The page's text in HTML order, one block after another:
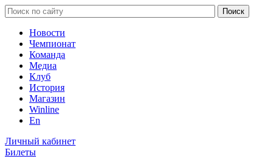
Новости
Чемпионат
Команда
Медиа
Клуб
История
Магазин
Winline
En
Личный кабинет
Билеты